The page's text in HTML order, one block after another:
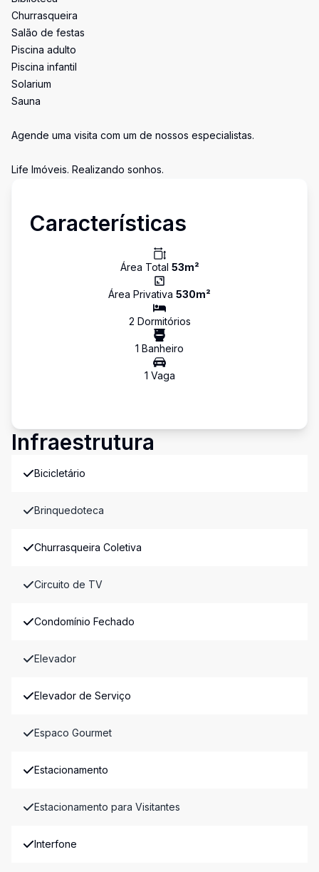
Churrasqueira
Salão de festas
Piscina adulto
Piscina infantil
Solarium
Sauna
Agende uma visita com um de nossos especialistas.
Life Imóveis. Realizando sonhos.
Características
Área Total 53m²
Área Privativa 530m²
2 Dormitórios
1 Banheiro
1 Vaga
Infraestrutura
Bicicletário
Brinquedoteca
Churrasqueira Coletiva
Circuito de TV
Condomínio Fechado
Elevador
Elevador de Serviço
Espaco Gourmet
Estacionamento
Estacionamento para Visitantes
Interfone